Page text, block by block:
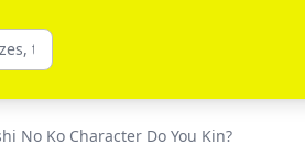
No Ko Character Do You Kin?